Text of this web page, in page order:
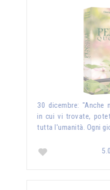
30 dicembre: "Anche
in cui vi trovate,
tutta l'umanità. Ogni